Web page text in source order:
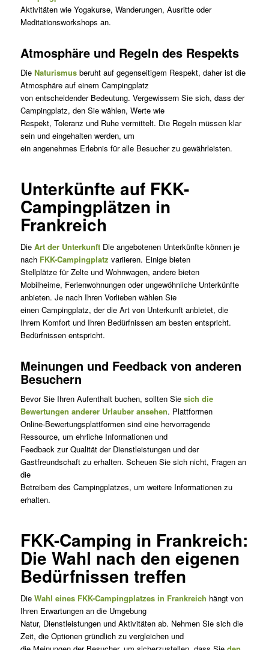
Aktivitäten wie Yogakurse, Wanderungen, Ausritte oder
Meditationsworkshops an.
Atmosphäre und Regeln des Respekts
Die Naturismusberuht auf gegenseitigem Respekt, daher ist die
Atmosphäre auf einem Campingplatz
von entscheidender Bedeutung. Vergewissern Sie sich, dass der
Campingplatz, den Sie wählen, Werte wie
Respekt, Toleranz und Ruhe vermittelt. Die Regeln müssen klar
sein und eingehalten werden, um
ein angenehmes Erlebnis für alle Besucher zu gewährleisten.
Unterkünfte auf FKK-
Campingplätzen in
Frankreich
Die Art der UnterkunftDie angebotenen Unterkünfte können je
nach FKK-Campingplatz variieren. Einige bieten
Stellplätze für Zelte und Wohnwagen, andere bieten
Mobilheime, Ferienwohnungen oder ungewöhnliche Unterkünfte
anbieten. Je nach Ihren Vorlieben wählen Sie
einen Campingplatz, der die Art von Unterkunft anbietet, die
Ihrem Komfort und Ihren Bedürfnissen am besten entspricht.
Bedürfnissen entspricht.
Meinungen und Feedback von anderen
Besuchern
Bevor Sie Ihren Aufenthalt buchen, sollten Sie sich die
Bewertungen anderer Urlauber ansehen. Plattformen
Online-Bewertungsplattformen sind eine hervorragende
Ressource, um ehrliche Informationen und
Feedback zur Qualität der Dienstleistungen und der
Gastfreundschaft zu erhalten. Scheuen Sie sich nicht, Fragen an
die
Betreibern des Campingplatzes, um weitere Informationen zu
erhalten.
FKK-Camping in Frankreich:
Die Wahl nach den eigenen
Bedürfnissen treffen
Die Wahl eines FKK-Campingplatzes in Frankreich hängt von
Ihren Erwartungen an die Umgebung
Natur, Dienstleistungen und Aktivitäten ab. Nehmen Sie sich die
Zeit, die Optionen gründlich zu vergleichen und